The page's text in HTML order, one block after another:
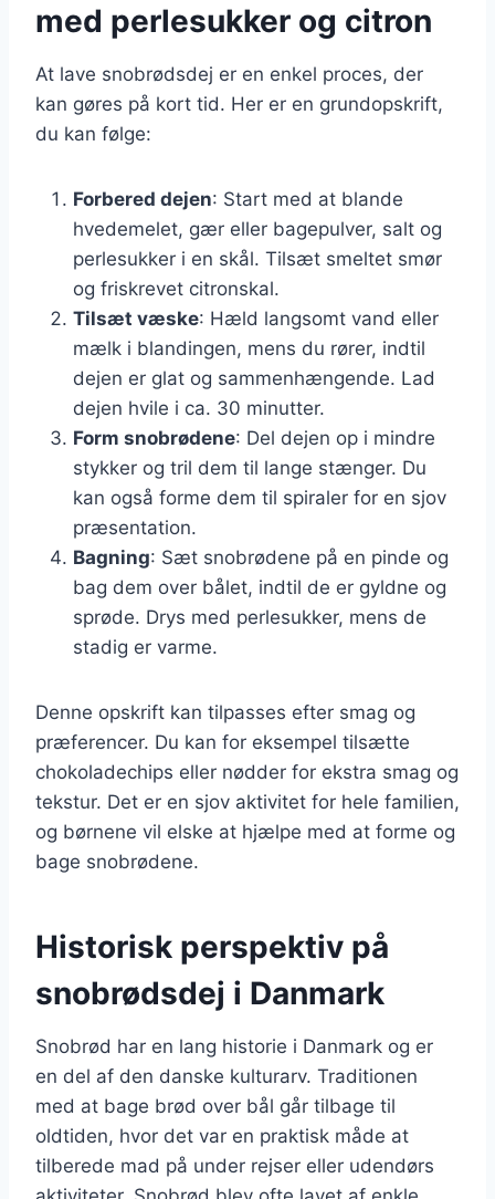
med perlesukker og citron
At lave snobrødsdej er en enkel proces, der
kan gøres på kort tid. Her er en grundopskrift,
du kan følge:
Forbered dejen: Start med at blande
hvedemelet, gær eller bagepulver, salt og
perlesukker i en skål. Tilsæt smeltet smør
og friskrevet citronskal.
Tilsæt væske: Hæld langsomt vand eller
mælk i blandingen, mens du rører, indtil
dejen er glat og sammenhængende. Lad
dejen hvile i ca. 30 minutter.
Form snobrødene: Del dejen op i mindre
stykker og tril dem til lange stænger. Du
kan også forme dem til spiraler for en sjov
præsentation.
Bagning: Sæt snobrødene på en pinde og
bag dem over bålet, indtil de er gyldne og
sprøde. Drys med perlesukker, mens de
stadig er varme.
Denne opskrift kan tilpasses efter smag og
præferencer. Du kan for eksempel tilsætte
chokoladechips eller nødder for ekstra smag og
tekstur. Det er en sjov aktivitet for hele familien,
og børnene vil elske at hjælpe med at forme og
bage snobrødene.
Historisk perspektiv på
snobrødsdej i Danmark
Snobrød har en lang historie i Danmark og er
en del af den danske kulturarv. Traditionen
med at bage brød over bål går tilbage til
oldtiden, hvor det var en praktisk måde at
tilberede mad på under rejser eller udendørs